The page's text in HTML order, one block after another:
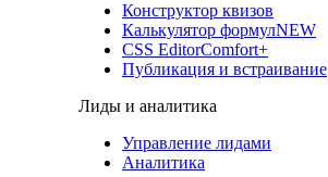
Конструктор квизов
Калькулятор формулNEW
CSS EditorComfort+
Публикация и встраивание
Лиды и аналитика
Управление лидами
Аналитика